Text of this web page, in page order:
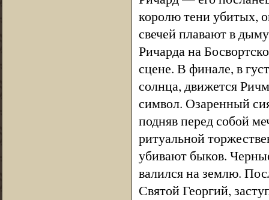
королю тени убитых,
свечей плавают в
Ричарда на
сцене. В финале, в
солнца, движется
символ. Озаренный
подняв перед собой
ритуальной
убивают быков.
валился на землю.
Святой Георгий,